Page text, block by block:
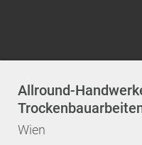
Allround-
Wien